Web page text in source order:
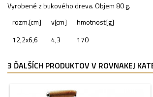
Vyrobené z bukového dreva. Objem 80 g.
rozm.[cm]
v[cm]
hmotnosť[g]
12,2x6,6
4,3 170
3 ĎALŠÍCH PRODUKTOV V ROVNAKEJ